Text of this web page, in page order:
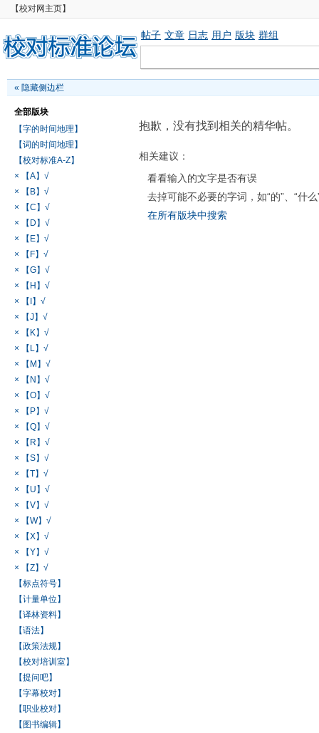
【校对网主页】
帖子 文章 日志 用户 版块 群组
« 隐藏侧边栏
全部版块
【字的时间地理】
【词的时间地理】
【校对标准A-Z】
× 【A】√
× 【B】√
× 【C】√
× 【D】√
× 【E】√
× 【F】√
× 【G】√
× 【H】√
× 【I】√
× 【J】√
× 【K】√
× 【L】√
× 【M】√
× 【N】√
× 【O】√
× 【P】√
× 【Q】√
× 【R】√
× 【S】√
× 【T】√
× 【U】√
× 【V】√
× 【W】√
× 【X】√
× 【Y】√
× 【Z】√
【标点符号】
【计量单位】
【译林资料】
【语法】
【政策法规】
【校对培训室】
【提问吧】
【字幕校对】
【职业校对】
【图书编辑】
抱歉，没有找到相关的精华帖。
相关建议：
看看输入的文字是否有误
去掉可能不必要的字词，如“的”、“什么
在所有版块中搜索